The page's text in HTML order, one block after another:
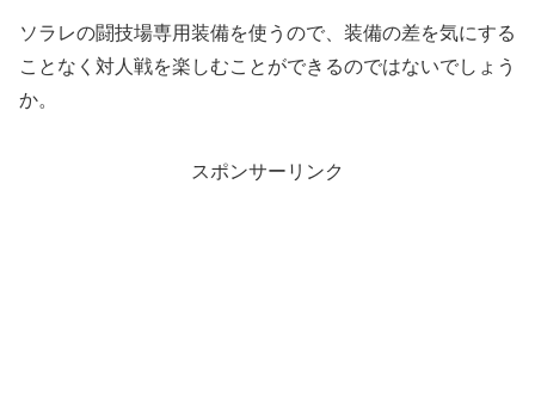
ソラレの闘技場専用装備を使うので、装備の差を気にする
ことなく対人戦を楽しむことができるのではないでしょう
か。
スポンサーリンク